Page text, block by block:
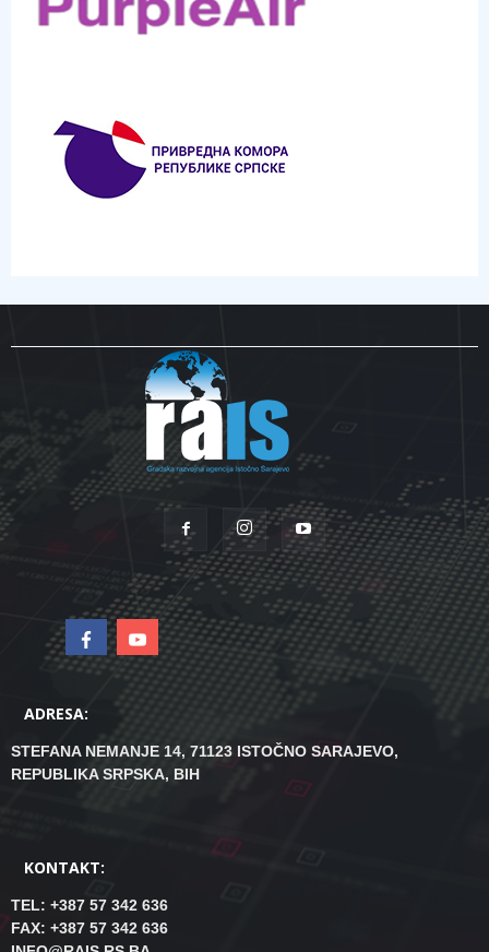
ADRESA:
STEFANA NEMANJE 14, 71123 ISTOČNO SARAJEVO,
REPUBLIKA SRPSKA, BIH
KONTAKT:
TEL: +387 57 342 636
FAX: +387 57 342 636